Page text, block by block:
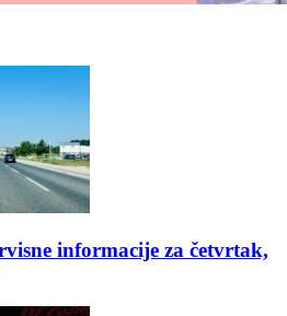
informacije za četvrtak,